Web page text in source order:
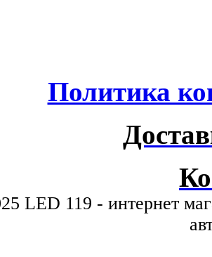
Политика
LED 119 - интернет